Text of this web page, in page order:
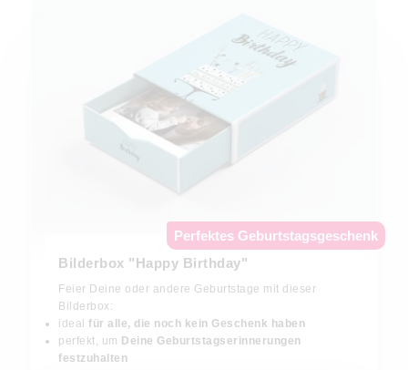
Perfektes Geburtstagsgeschenk
Bilderbox "Happy Birthday"
Feier Deine oder andere Geburtstage mit dieser
Bilderbox:
ideal für alle, die noch kein Geschenk haben
perfekt, um Deine Geburtstagserinnerungen
festzuhalten